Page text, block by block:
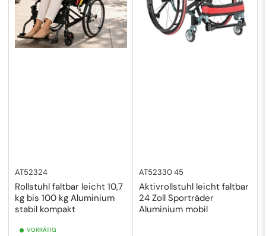
AT52324
Rollstuhl faltbar leicht 10,7
kg bis 100 kg Aluminium
stabil kompakt
VORRÄTIG
AT52330 45
Aktivrollstuhl leicht faltbar
24 Zoll Sporträder
Aluminium mobil